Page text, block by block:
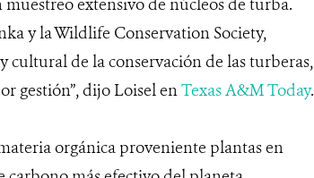
extensivo de núcleos de turba.
y la Wildlife Conservation Society,
de la conservación de las turberas,
gestión”, dijo Loisel enTexas A&M Today.
orgánica proveniente plantas en